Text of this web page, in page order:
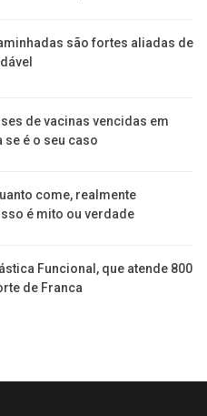
são fortes aliadas de
de vacinas vencidas em
é o seu caso
come, realmente
é mito ou verdade
Funcional, que atende 800
de Franca